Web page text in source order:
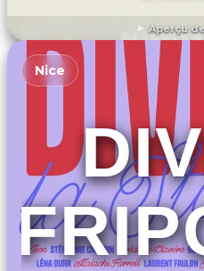
Aperçu
Nice